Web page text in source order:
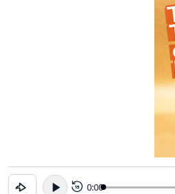
15 0:00